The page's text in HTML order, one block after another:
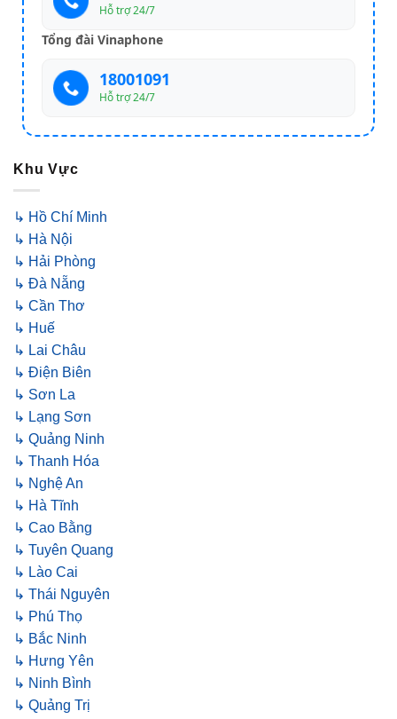
Hỗ trợ 24/7
Tổng đài Vinaphone
18001091
Hỗ trợ 24/7
Khu Vực
↳ Hồ Chí Minh
↳ Hà Nội
↳ Hải Phòng
↳ Đà Nẵng
↳ Cần Thơ
↳ Huế
↳ Lai Châu
↳ Điện Biên
↳ Sơn La
↳ Lạng Sơn
↳ Quảng Ninh
↳ Thanh Hóa
↳ Nghệ An
↳ Hà Tĩnh
↳ Cao Bằng
↳ Tuyên Quang
↳ Lào Cai
↳ Thái Nguyên
↳ Phú Thọ
↳ Bắc Ninh
↳ Hưng Yên
↳ Ninh Bình
↳ Quảng Trị